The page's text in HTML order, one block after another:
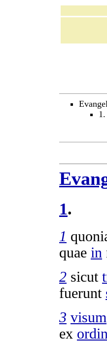
1.
1.
1
quae in
2 sicut
fuerunt
3 visum
ex